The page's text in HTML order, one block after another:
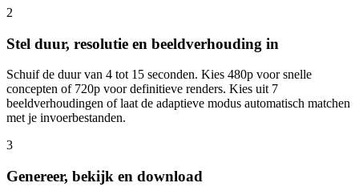
2
Stel duur, resolutie en beeldverhouding in
Schuif de duur van 4 tot 15 seconden. Kies 480p voor snelle
concepten of 720p voor definitieve renders. Kies uit 7
beeldverhoudingen of laat de adaptieve modus automatisch matchen
met je invoerbestanden.
3
Genereer, bekijk en download